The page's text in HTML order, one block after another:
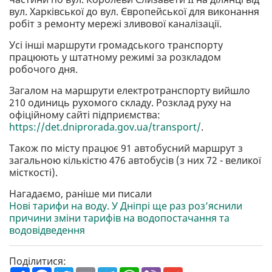
вул. Харківської до вул. Європейської для виконання
робіт з ремонту мережі зливової каналізації.
Усі інші маршрути громадського транспорту
працюють у штатному режимі за розкладом
робочого дня.
Загалом на маршрути електротранспорту вийшло
210 одиниць рухомого складу. Розклад руху на
офіційному сайті підприємства:
https://det.dniprorada.gov.ua/transport/.
Також по місту працює 91 автобусний маршрут з
загальною кількістю 476 автобусів (з них 72 - великої
місткості).
Нагадаємо, раніше ми писали
Нові тарифи на воду. У Дніпрі ще раз роз’яснили
причини зміни тарифів на водопостачання та
водовідведення
Поділитися: